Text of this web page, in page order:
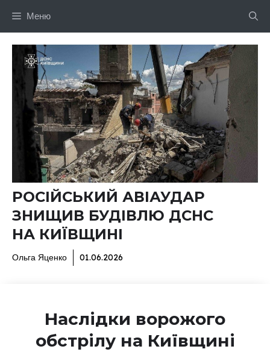
Меню
РОСІЙСЬКИЙ АВІАУДАР
ЗНИЩИВ БУДІВЛЮ ДСНС
НА КИЇВЩИНІ
Ольга Яценко 01.06.2026
Наслідки ворожого
обстрілу на Київщині